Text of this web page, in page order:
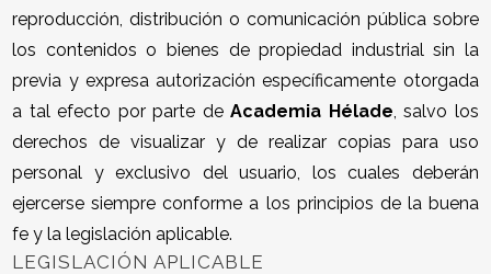
reproducción, distribución o comunicación pública sobre
los contenidos o bienes de propiedad industrial sin la
previa y expresa autorización específicamente otorgada
a tal efecto por parte deAcademia Hélade, salvo los
derechos de visualizar y de realizar copias para uso
personal y exclusivo del usuario, los cuales deberán
ejercerse siempre conforme a los principios de la buena
fe y la legislación aplicable.
LEGISLACIÓN APLICABLE